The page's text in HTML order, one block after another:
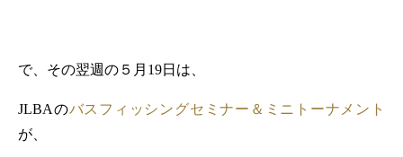
で、その翌週の５月 19日は、
JLBAのバスフィッシングセミナー＆ミニトーナメント
が、